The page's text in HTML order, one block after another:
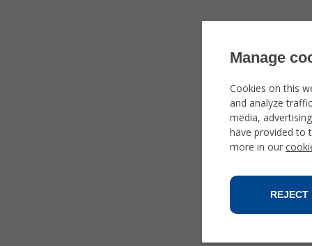
Manage
Cookies on this
and analyze
media,
have provided to
more in our
REJECT